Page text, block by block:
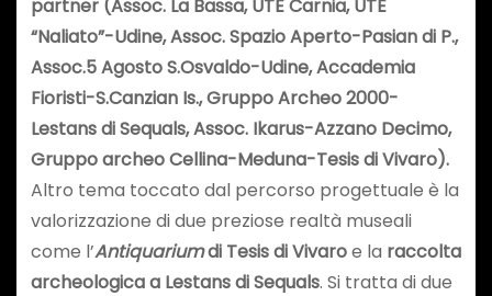
partner (Assoc. La Bassa, UTE Carnia, UTE
“Naliato”-Udine, Assoc. Spazio Aperto-Pasian di P.,
Assoc.5 Agosto S.Osvaldo-Udine, Accademia
Fioristi-S.Canzian Is., Gruppo Archeo 2000-
Lestans di Sequals, Assoc. Ikarus-Azzano Decimo,
Gruppo archeo Cellina-Meduna-Tesis di Vivaro).
Altro tema toccato dal percorso progettuale è la
valorizzazione di due preziose realtà museali
come l’Antiquariumdi Tesis di Vivaroe la raccolta
archeologica a Lestans di Sequals. Si tratta di due